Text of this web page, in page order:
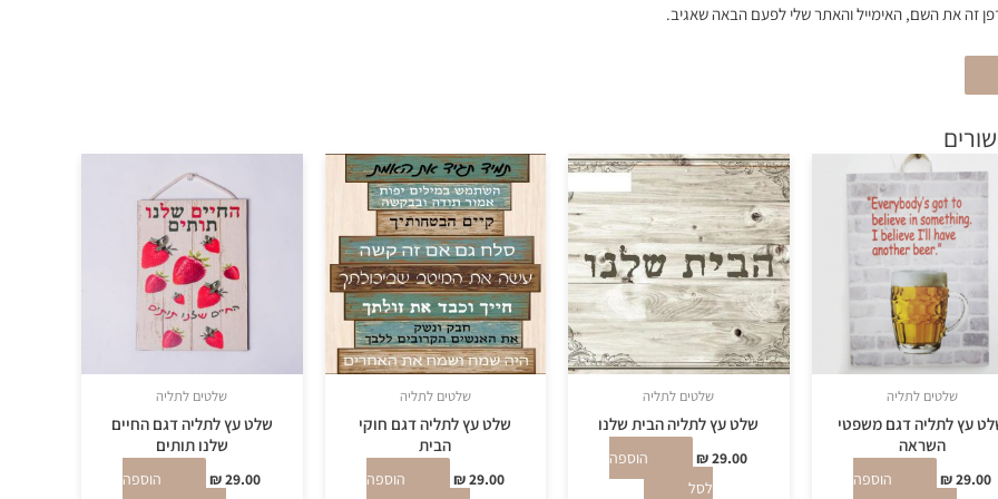
זה את השם, האימייל והאתר שלי לפעם הבאה שאגיב.
שלטים לתליה
עץ לתליה דגם משפטי
השראה
₪29.00
הוספה
שלטים לתליה
שלט עץ לתליה הבית שלנו
₪29.00
הוספה
לסל
שלטים לתליה
שלט עץ לתליה דגם חוקי
הבית
₪29.00
הוספה
שלטים לתליה
שלט עץ לתליה דגם החיים
שלנו תותים
₪29.00
הוספה